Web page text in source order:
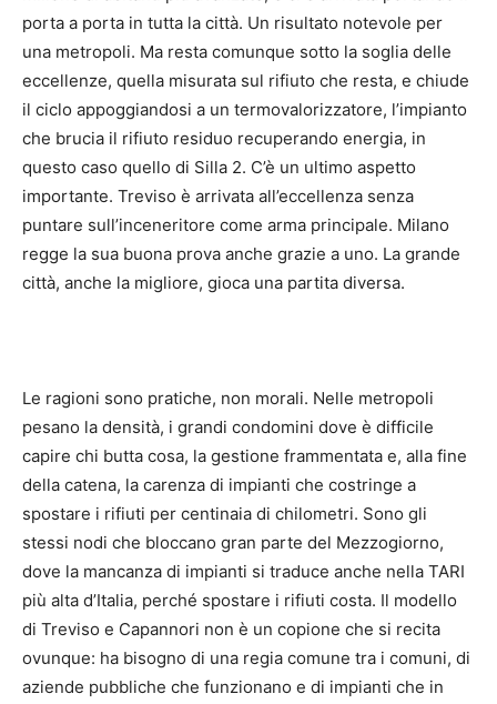
porta a porta in tutta la città. Un risultato notevole per
una metropoli. Ma resta comunque sotto la soglia delle
eccellenze, quella misurata sul rifiuto che resta, e chiude
il ciclo appoggiandosi a un termovalorizzatore, l’impianto
che brucia il rifiuto residuo recuperando energia, in
questo caso quello di Silla 2. C’è un ultimo aspetto
importante. Treviso è arrivata all’eccellenza senza
puntare sull’inceneritore come arma principale. Milano
regge la sua buona prova anche grazie a uno. La grande
città, anche la migliore, gioca una partita diversa.
Le ragioni sono pratiche, non morali. Nelle metropoli
pesano la densità, i grandi condomini dove è difficile
capire chi butta cosa, la gestione frammentata e, alla fine
della catena, la carenza di impianti che costringe a
spostare i rifiuti per centinaia di chilometri. Sono gli
stessi nodi che bloccano gran parte del Mezzogiorno,
dove la mancanza di impianti si traduce anche nella TARI
più alta d’Italia, perché spostare i rifiuti costa. Il modello
di Treviso e Capannori non è un copione che si recita
ovunque: ha bisogno di una regia comune tra i comuni, di
aziende pubbliche che funzionano e di impianti che in